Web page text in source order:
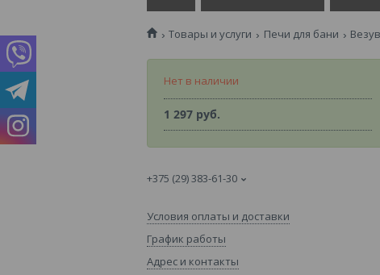
Товары и услуги Печи для бани
Нет в наличии
1 297 руб.
+375 (29) 383-61-30
Условия оплаты и доставки
График работы
Адрес и контакты